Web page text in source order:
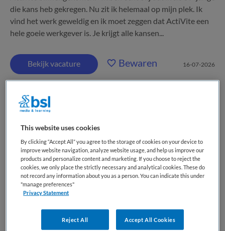
die kans heb gekregen. Nu zit ik helemaal op mijn plek. Ik
vind het werk geweldig en ik moet zeggen dat ActiVite een
hele goeie werkgever is. Je krijgt alle kansen...
Bekijk vacature Bewaren 16-07-2026
Student Verpleegkunde of
Geneeskunde
ActiVite,Leiderdorp
MBO
Fulltime
Tijdelijk dienstverband
This website uses cookies
By clicking “Accept All” you agree to the storage of cookies on your device to
improve website navigation, analyze website usage, and help us improve our
products and personalize content and marketing. If you choose to reject the
cookies, we only place the strictly necessary and analytical cookies. These do
not record any information about you as a person. You can indicate this under
"manage preferences"
Privacy Statement
Reject All Accept All Cookies